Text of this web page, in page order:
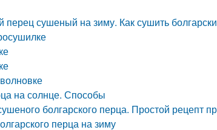
перец сушеный на зиму. Как сушить
на солнце. Способы
болгарского перца. Простой рецепт
перца на зиму